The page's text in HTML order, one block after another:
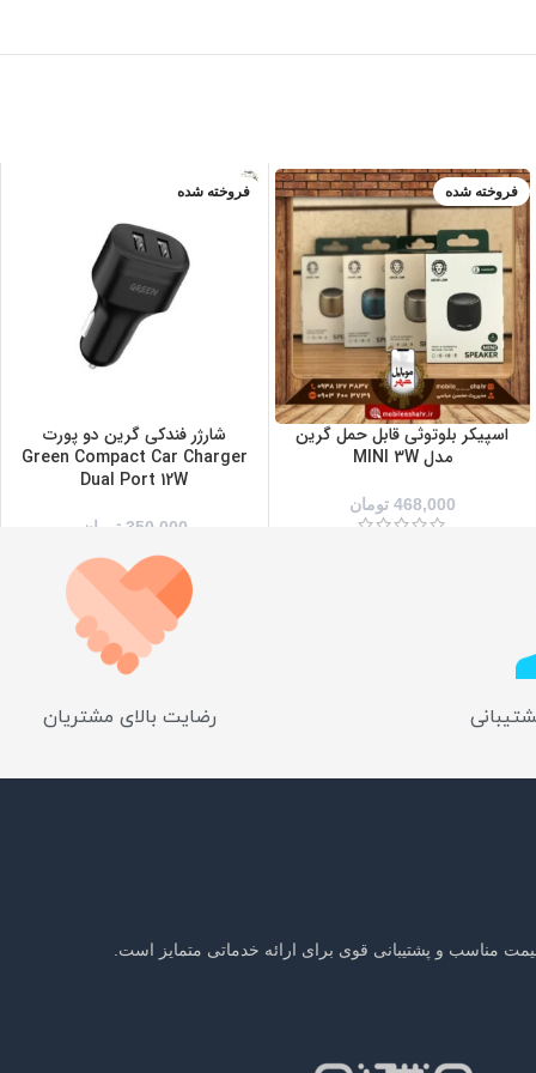
فروخته شده
زرد
صورتی
مشکی
نقره ای
اسپیکر بلوتوثی قابل حمل گرین
مدل MINI 3W
468,000 تومان
فروخته شده
شارژر فندکی گرین دو پورت
Green Compact Car Charger
Dual Port 12W
350,000 تومان
رضایت بالای مشتریان
مناسب و پشتیبانی قوی برای ارائه خدماتی متمایز است.